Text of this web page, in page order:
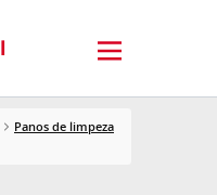
Panos de limpeza